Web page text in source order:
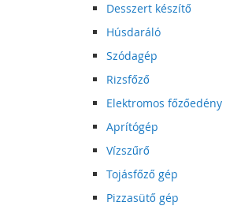
Desszert készítő
Húsdaráló
Szódagép
Rizsfőző
Elektromos főzőedény
Aprítógép
Vízszűrő
Tojásfőző gép
Pizzasütő gép